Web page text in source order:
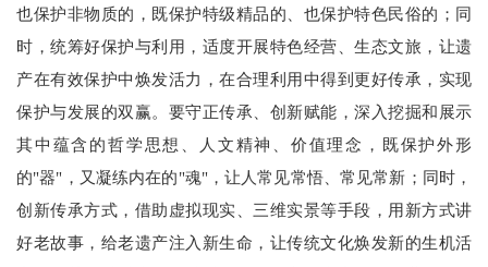
也保护非物质的，既保护特级精品的、也保护特色民俗的；同
时，统筹好保护与利用，适度开展特色经营、生态文旅，让遗
产在有效保护中焕发活力，在合理利用中得到更好传承，实现
保护与发展的双赢。要守正传承、创新赋能，深入挖掘和展示
其中蕴含的哲学思想、人文精神、价值理念，既保护外形
的"器"，又凝练内在的"魂"，让人常见常悟、常见常新；同时，
创新传承方式，借助虚拟现实、三维实景等手段，用新方式讲
好老故事，给老遗产注入新生命，让传统文化焕发新的生机活